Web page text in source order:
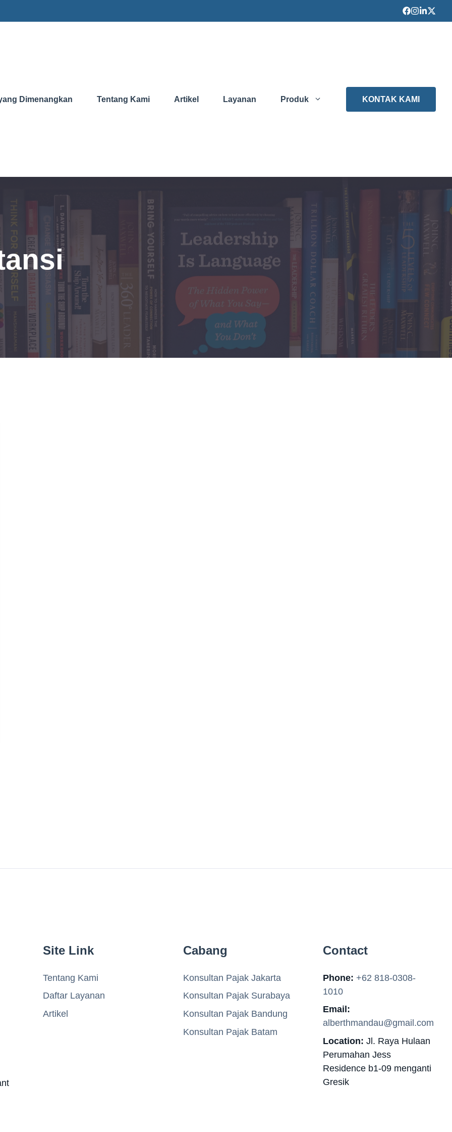
Dimenangkan Tentang Kami Artikel Layanan Produk KONTAK KAMI
Site Link
Tentang Kami
Daftar Layanan
Artikel
Cabang
Konsultan Pajak Jakarta
Konsultan Pajak Surabaya
Konsultan Pajak Bandung
Konsultan Pajak Batam
Contact
Phone: +62 818-0308-
1010
Email:
alberthmandau@gmail.com
Location: Jl. Raya Hulaan
Perumahan Jess
Residence b1-09 menganti
Gresik